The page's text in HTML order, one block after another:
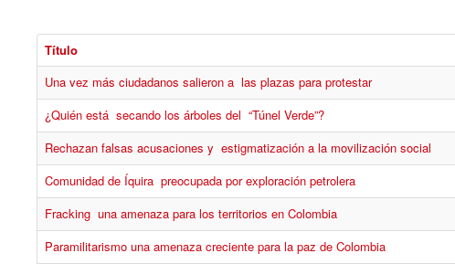
Título
Una vez más ciudadanos salieron a las plazas para protestar
¿Quién está secando los árboles del “Túnel Verde”?
Rechazan falsas acusaciones y estigmatización a la movilización social
Comunidad de Íquira preocupada por exploración petrolera
Fracking una amenaza para los territorios en Colombia
Paramilitarismo una amenaza creciente para la paz de Colombia